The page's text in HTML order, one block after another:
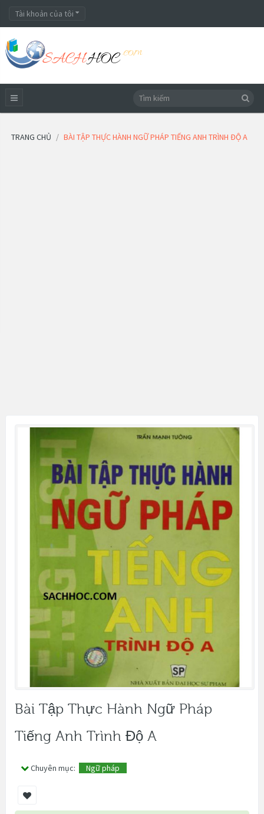
Tài khoản của tôi
TRANG CHỦ BÀI TẬP THỰC HÀNH NGỮ PHÁP TIẾNG ANH TRÌNH ĐỘ A
Bài Tập Thực Hành Ngữ Pháp
Tiếng Anh Trình Độ A
Chuyên mục: Ngữ pháp